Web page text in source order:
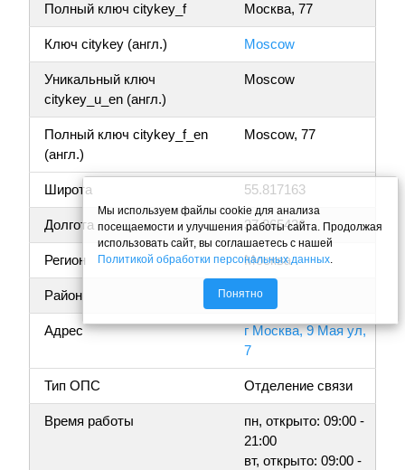
Полный ключ citykey_f Москва, 77
Ключ citykey (англ.) Moscow
Уникальный ключ
citykey_u_en (англ.)
Moscow
Полный ключ citykey_f_en
(англ.)
Moscow, 77
Широта 55.817163
Долгота 37.865436
Регион Москва
Район
Адрес
г Москва, 9 Мая ул,
7
Тип ОПС Отделение связи
Время работы
пн, открыто: 09:00 -
21:00
вт, открыто: 09:00 -
Мы используем файлы cookie для анализа
посещаемости и улучшения работы сайта. Продолжая
использовать сайт, вы соглашаетесь с нашей
Политикой обработки персональных данных.
Понятно